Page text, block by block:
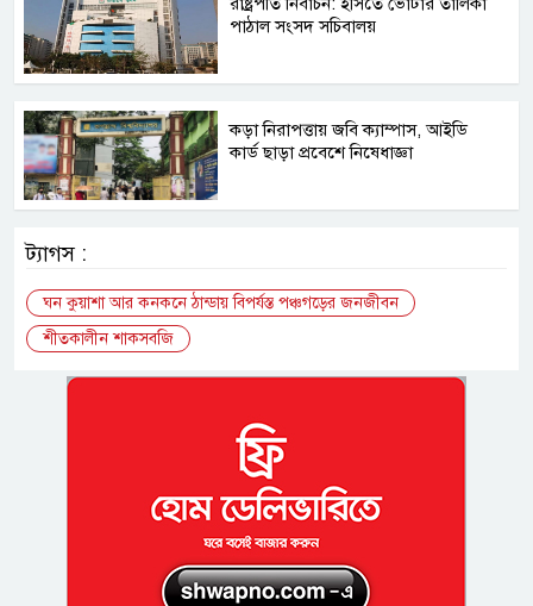
পাঠাল সংসদ সচিবালয়
কড়া নিরাপত্তায় জবি ক্যাম্পাস, আইডি
কার্ড ছাড়া প্রবেশে নিষেধাজ্ঞা
ট্যাগস :
ঘন কুয়াশা আর কনকনে ঠান্ডায় বিপর্যস্ত পঞ্চগড়ের জনজীবন
শীতকালীন শাকসবজি